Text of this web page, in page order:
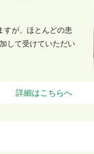
すが、ほとんどの患
して受けていただい
詳細はこちらへ